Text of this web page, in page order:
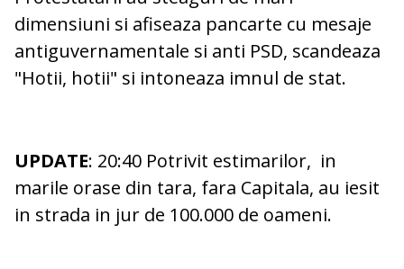
dimensiuni si afiseaza pancarte cu mesaje
antiguvernamentale si anti PSD, scandeaza
"Hotii, hotii" si intoneaza imnul de stat.
UPDATE: 20:40 Potrivit estimarilor, in
marile orase din tara, fara Capitala, au iesit
in strada in jur de 100.000 de oameni.